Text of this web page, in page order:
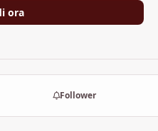
ora
Follower